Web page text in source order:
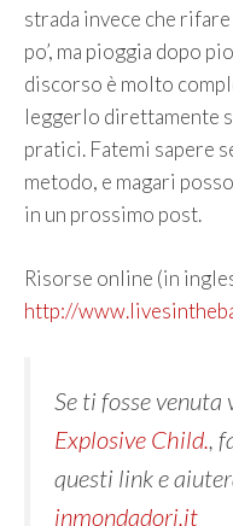
strada invece che
po’, ma pioggia dopo
discorso è molto
leggerlo direttamente
pratici. Fatemi sapere
metodo, e magari
in un prossimo post.
Risorse online (in
http://
Se ti fosse
Explosive Child.,
questi link e
inmondadori.it